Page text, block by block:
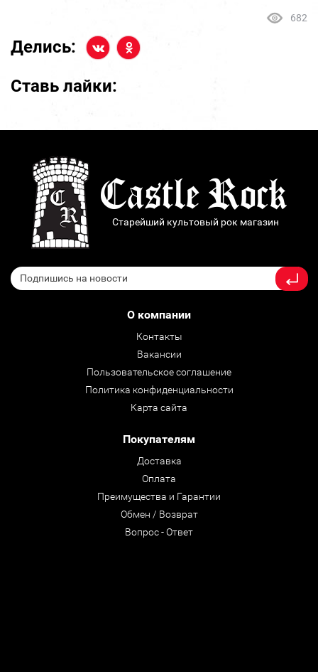
682
Делись:
Ставь лайки:
Старейший культовый рок магазин
О компании
Контакты
Вакансии
Пользовательское соглашение
Политика конфиденциальности
Карта сайта
Покупателям
Доставка
Оплата
Преимущества и Гарантии
Обмен / Возврат
Вопрос - Ответ